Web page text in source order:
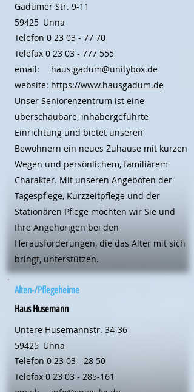
Gadumer Str. 9-11
59425 Unna
Telefon 0 23 03 - 77 70
Telefax 0 23 03 - 777 555
email:
website:
haus.gadum@unitybox.de
https://www.hausgadum.de
Unser Seniorenzentrum ist eine
überschaubare, inhabergeführte
Einrichtung und bietet unseren
Bewohnern ein neues Zuhause mit kurzen
Wegen und persönlichem, familiärem
Charakter. Mit unseren Angeboten der
Tagespflege, Kurzzeitpflege und der
Stationären Pflege möchten wir Sie und
Ihre Angehörigen bei den
Herausforderungen, die das Alter mit sich
bringt, unterstützen.
Alten-/Pflegeheime
Haus Husemann
Untere Husemannstr. 34-36
59425 Unna
Telefon 0 23 03 - 28 50
Telefax 0 23 03 - 285-161